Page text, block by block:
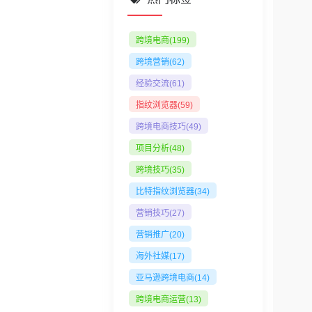
跨境电商(199)
跨境营销(62)
经验交流(61)
指纹浏览器(59)
跨境电商技巧(49)
项目分析(48)
跨境技巧(35)
比特指纹浏览器(34)
营销技巧(27)
营销推广(20)
海外社媒(17)
亚马逊跨境电商(14)
跨境电商运营(13)